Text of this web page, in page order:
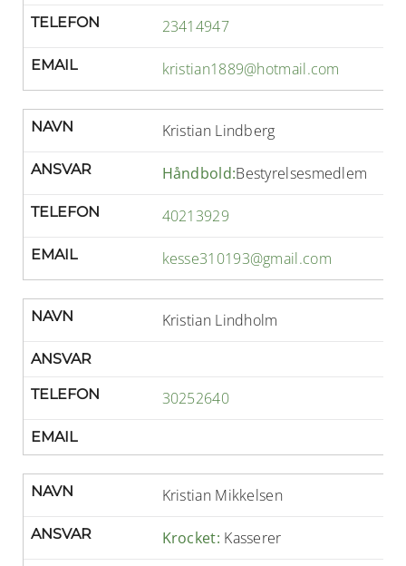
TELEFON 23414947
EMAIL kristian1889@hotmail.com
NAVN Kristian Lindberg
ANSVAR Håndbold:Bestyrelsesmedlem
TELEFON 40213929
EMAIL kesse310193@gmail.com
NAVN Kristian Lindholm
ANSVAR
TELEFON 30252640
EMAIL
NAVN Kristian Mikkelsen
ANSVAR Krocket: Kasserer